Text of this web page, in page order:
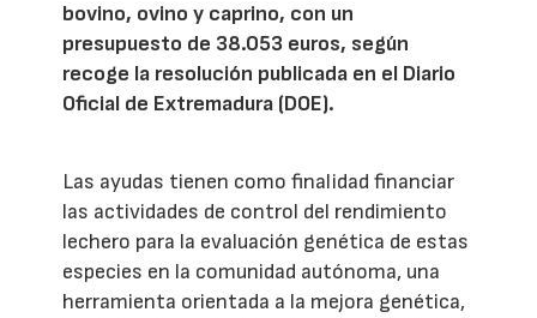
bovino, ovino y caprino, con un
presupuesto de 38.053 euros, según
recoge la resolución publicada en el Diario
Oficial de Extremadura (DOE).
Las ayudas tienen como finalidad financiar
las actividades de control del rendimiento
lechero para la evaluación genética de estas
especies en la comunidad autónoma, una
herramienta orientada a la mejora genética,